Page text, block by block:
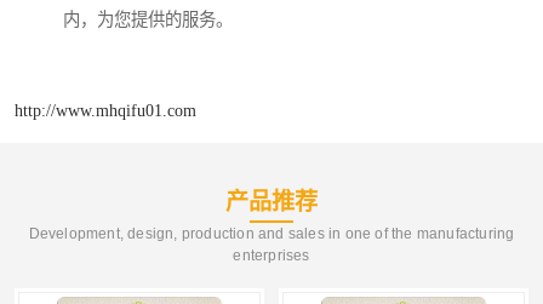
内，为您提供的服务。
http://www.mhqifu01.com
产品推荐
Development, design, production and sales in one of the manufacturing
enterprises